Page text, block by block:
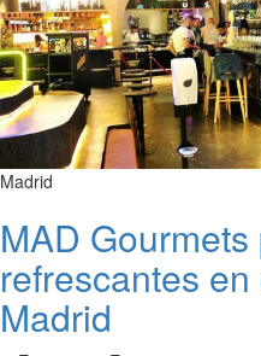
Madrid
MAD
refrescantes
Madrid